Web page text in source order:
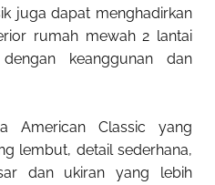
juga dapat menghadirkan
rumah mewah 2 lantai
keanggunan dan
American Classic yang
lembut, detail sederhana,
dan ukiran yang lebih